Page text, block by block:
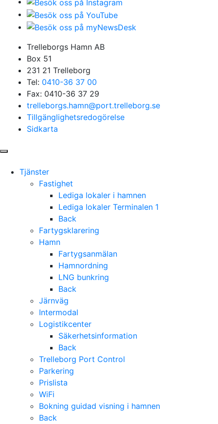
Trelleborgs Hamn AB
Box 51
231 21 Trelleborg
Tel: 0410-36 37 00
Fax: 0410-36 37 29
trelleborgs.hamn@port.trelleborg.se
Tillgänglighetsredogörelse
Sidkarta
Tjänster
Fastighet
Lediga lokaler i hamnen
Lediga lokaler Terminalen 1
Back
Fartygsklarering
Hamn
Fartygsanmälan
Hamnordning
LNG bunkring
Back
Järnväg
Intermodal
Logistikcenter
Säkerhetsinformation
Back
Trelleborg Port Control
Parkering
Prislista
WiFi
Bokning guidad visning i hamnen
Back